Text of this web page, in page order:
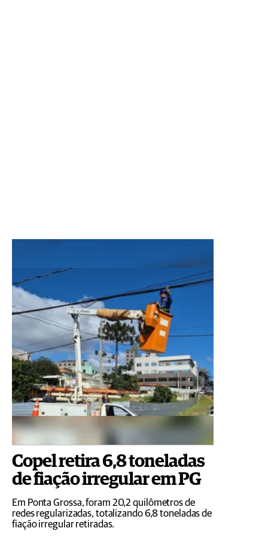
Copel retira 6,8 toneladas
de fiação irregular em PG
Em Ponta Grossa, foram 20,2 quilômetros de
redes regularizadas, totalizando 6,8 toneladas de
fiação irregular retiradas.